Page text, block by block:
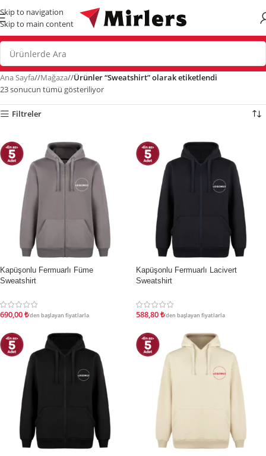
Skip to navigation
Skip to main content
Ana Sayfa/ Mağaza/ Ürünler “Sweatshirt” olarak etiketlendi
23 sonucun tümü gösteriliyor
Filtreler
İNDIRIM
Kapüşonlu Fermuarlı Füme
Sweatshirt
690,00₺'den başlayan fiyatlarla
İNDIRIM
Kapüşonlu Fermuarlı Lacivert
Sweatshirt
588,80₺'den başlayan fiyatlarla